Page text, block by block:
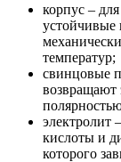
корпус –
устойчивые
температур;
свинцовые
возвращают
электролит
кислоты и
которого